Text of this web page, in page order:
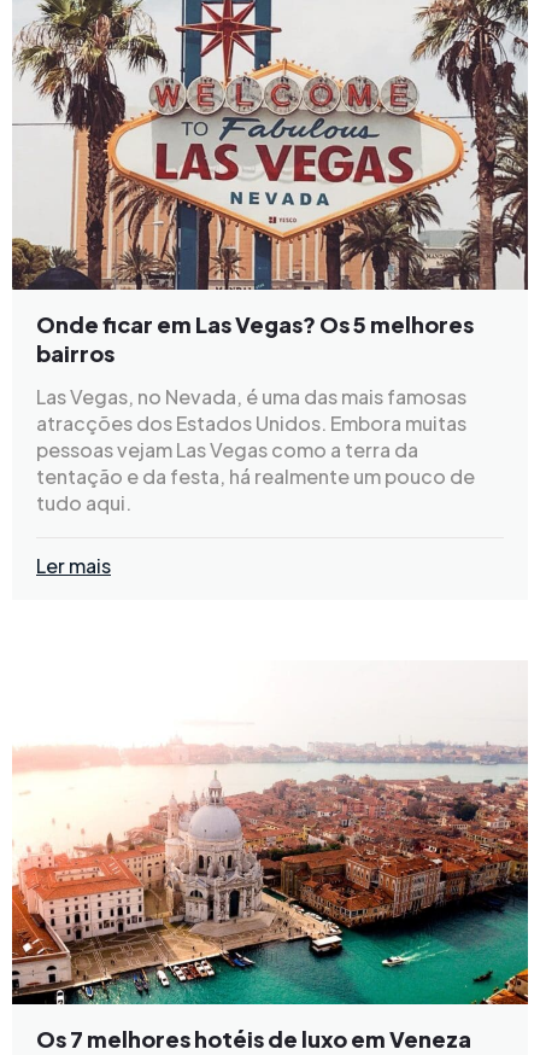
Onde ficar em Las Vegas? Os 5 melhores
bairros
Las Vegas, no Nevada, é uma das mais famosas
atracções dos Estados Unidos. Embora muitas
pessoas vejam Las Vegas como a terra da
tentação e da festa, há realmente um pouco de
tudo aqui.
Ler mais
Os 7 melhores hotéis de luxo em Veneza